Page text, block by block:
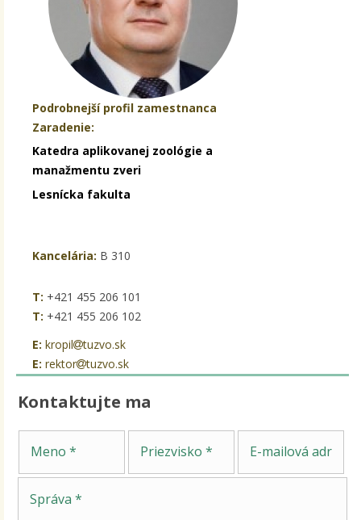
Podrobnejší profil zamestnanca
Zaradenie:
Katedra aplikovanej zoológie a
manažmentu zveri
Lesnícka fakulta
Kancelária: B 310
T: +421 455 206 101
T: +421 455 206 102
E: kropil
tuzvo.sk
E: rektor tuzvo.sk
Kontaktujte ma